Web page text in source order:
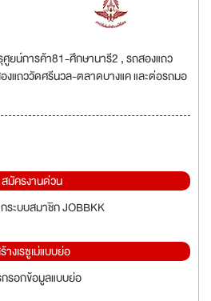
ยน์การค้า81-ศึกษานารี2 , รถสองแถว
งแถววัดศรีนวล-ตลาดบางแค และต่อรถมอ
สมัครงานด่วน
ระบบสมาชิก JOBBKK
างเรซูเม่แบบย่อ
กรอกข้อมูลแบบย่อ